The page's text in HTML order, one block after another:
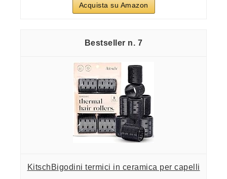
Acquista su Amazon
7
KitschBigodini termici in ceramica per capelli